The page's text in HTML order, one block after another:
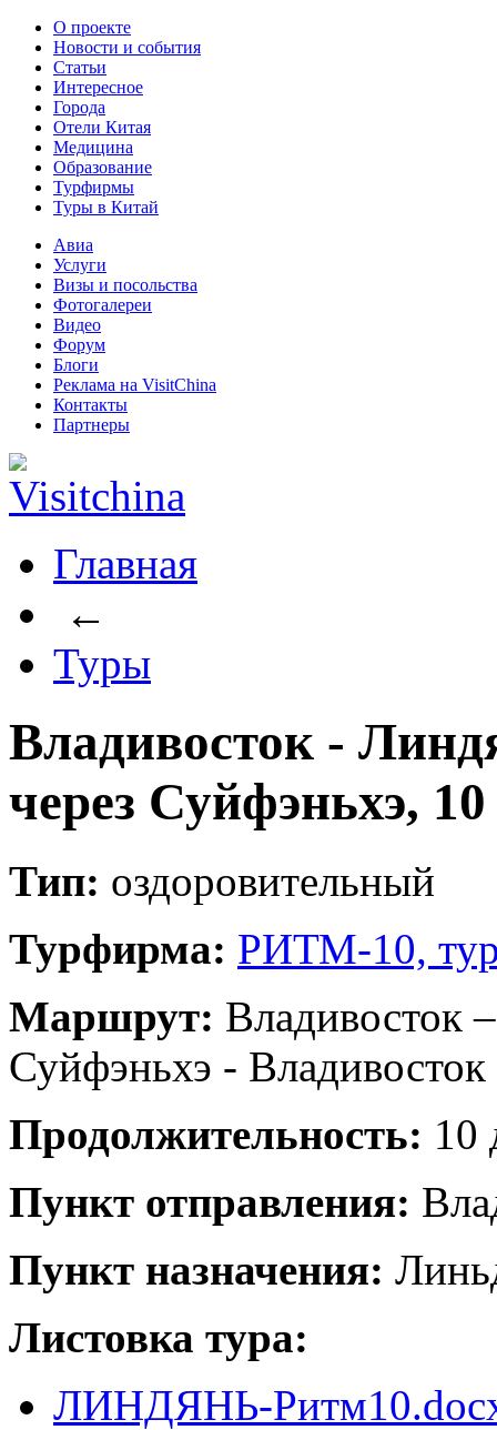
О проекте
Новости и события
Статьи
Интересное
Города
Отели Китая
Медицина
Образование
Турфирмы
Туры в Китай
Авиа
Услуги
Визы и посольства
Фотогалереи
Видео
Форум
Блоги
Реклама на VisitChina
Контакты
Партнеры
Главная
←
Туры
Владивосток -
через Суйфэньхэ,
Тип: оздоровительный
Турфирма: РИТМ-10,
Маршрут: Владивосток
Суйфэньхэ - Владивосток
Продолжительность: 10
Пункт отправления:
Пункт назначения:
Листовка тура:
ЛИНДЯНЬ-